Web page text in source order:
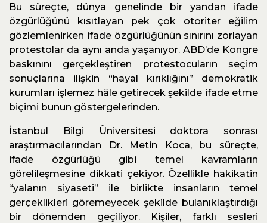
Bu süreçte, dünya genelinde bir yandan ifade
özgürlüğünü kısıtlayan pek çok otoriter eğilim
gözlemlenirken ifade özgürlüğünün sınırını zorlayan
protestolar da aynı anda yaşanıyor. ABD’de Kongre
baskınını gerçekleştiren protestocuların seçim
sonuçlarına ilişkin “hayal kırıklığını” demokratik
kurumları işlemez hâle getirecek şekilde ifade etme
biçimi bunun göstergelerinden.
İstanbul Bilgi Üniversitesi doktora sonrası
araştırmacılarından Dr. Metin Koca, bu süreçte,
ifade özgürlüğü gibi temel kavramların
görelileşmesine dikkati çekiyor. Özellikle hakikatin
“yalanın siyaseti” ile birlikte insanların temel
gerçeklikleri göremeyecek şekilde bulanıklaştırdığı
bir dönemden geçiliyor. Kişiler, farklı sesleri